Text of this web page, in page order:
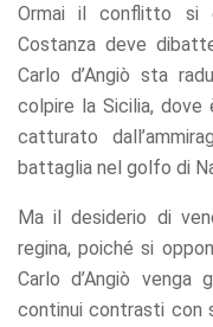
Ormai il conflitto si
Costanza deve
Carlo d’Angiò sta
colpire la Sicilia, dove
catturato
battaglia nel golfo di
Ma il desiderio di
regina, poiché si
Carlo d’Angiò
continui contrasti con